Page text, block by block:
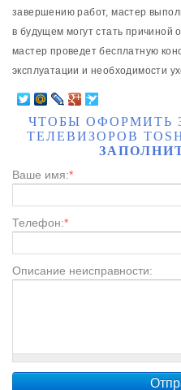
завершению работ, мастер
в будущем могут стать причиной
мастер проведет бесплатную
эксплуатации и необходимости
ЧТОБЫ ОФОРМИТЬ
ТЕЛЕВИЗОРОВ
Ваше имя:*
Телефон:*
Описание неисправности: